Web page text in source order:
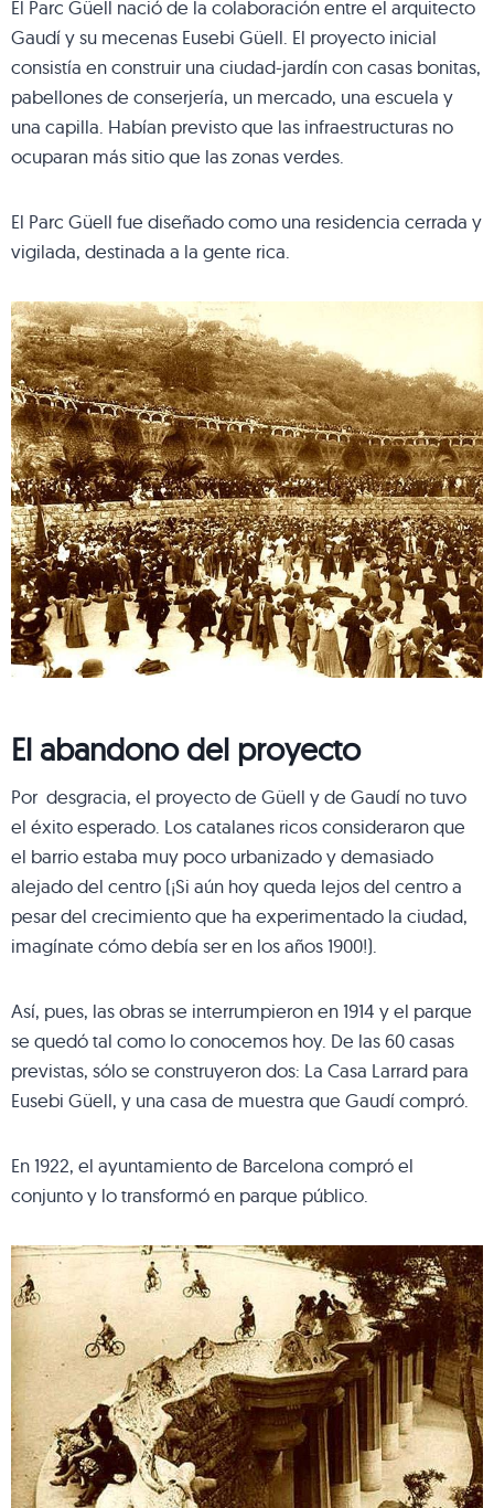
El Parc Güell nació de la colaboración entre el arquitecto
Gaudí y su mecenas Eusebi Güell. El proyecto inicial
consistía en construir una ciudad-jardín con casas bonitas,
pabellones de conserjería, un mercado, una escuela y
una capilla. Habían previsto que las infraestructuras no
ocuparan más sitio que las zonas verdes.
El Parc Güell fue diseñado como una residencia cerrada y
vigilada, destinada a la gente rica.
El abandono del proyecto
Por desgracia, el proyecto de Güell y de Gaudí no tuvo
el éxito esperado. Los catalanes ricos consideraron que
el barrio estaba muy poco urbanizado y demasiado
alejado del centro (¡Si aún hoy queda lejos del centro a
pesar del crecimiento que ha experimentado la ciudad,
imagínate cómo debía ser en los años 1900!).
Así, pues, las obras se interrumpieron en 1914 y el parque
se quedó tal como lo conocemos hoy. De las 60 casas
previstas, sólo se construyeron dos: La Casa Larrard para
Eusebi Güell, y una casa de muestra que Gaudí compró.
En 1922, el ayuntamiento de Barcelona compró el
conjunto y lo transformó en parque público.